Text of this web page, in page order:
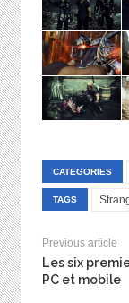
CATEGORIES
TAGS
Previous article
Les six
PC et mobile